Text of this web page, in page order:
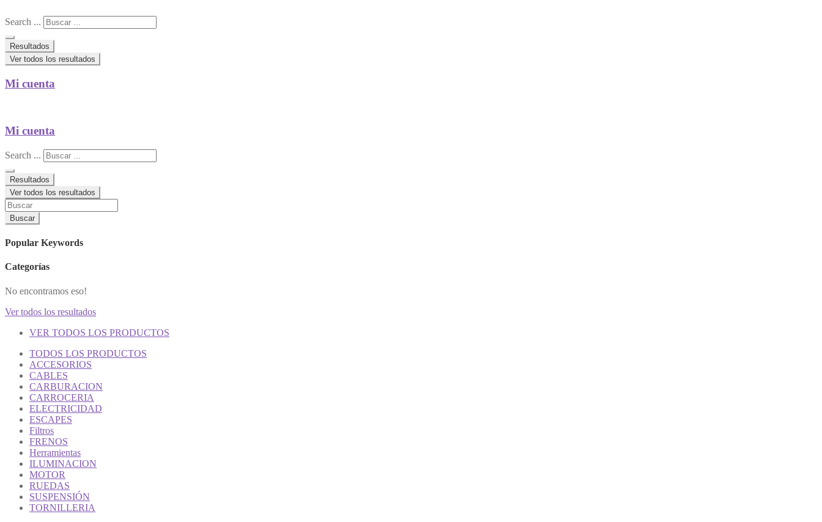
Search ...
Resultados
Ver todos los resultados
Mi cuenta
Mi cuenta
Search ...
Resultados
Ver todos los resultados
Buscar
Popular Keywords
Categorías
No encontramos eso!
Ver todos los resultados
VER TODOS LOS PRODUCTOS
TODOS LOS PRODUCTOS
ACCESORIOS
CABLES
CARBURACION
CARROCERIA
ELECTRICIDAD
ESCAPES
Filtros
FRENOS
Herramientas
ILUMINACION
MOTOR
RUEDAS
SUSPENSIÓN
TORNILLERIA